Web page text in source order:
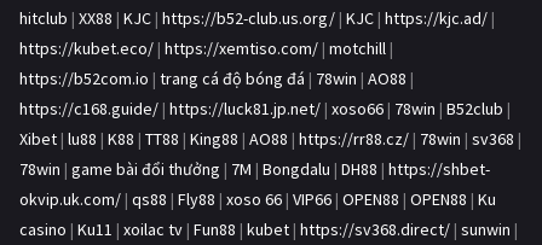
hitclub | XX88 | KJC | https://b52-club.us.org/ | KJC | https://kjc.ad/ |
https://kubet.eco/ | https://xemtiso.com/ | motchill |
https://b52com.io | trang cá độ bóng đá | 78win | AO88 |
https://c168.guide/ | https://luck81.jp.net/ | xoso66 | 78win | B52club |
Xibet | lu88 | K88 | TT88 | King88 | AO88 | https://rr88.cz/ | 78win | sv368 |
78win | game bài đổi thưởng | 7M | Bongdalu | DH88 | https://shbet-
okvip.uk.com/ | qs88 | Fly88 | xoso 66 | VIP66 | OPEN88 | OPEN88 | Ku
casino | Ku11 | xoilac tv | Fun88 | kubet | https://sv368.direct/ | sunwin |